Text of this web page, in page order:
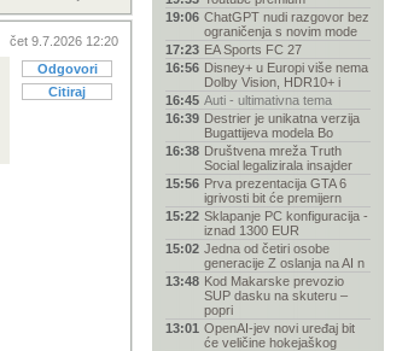
čet 9.7.2026 12:20
Odgovori
Citiraj
19:06 ChatGPT nudi razgovor bez
ograničenja s novim mode
17:23 EA Sports FC 27
16:56 Disney+ u Europi više nema
Dolby Vision, HDR10+ i
16:45 Auti - ultimativna tema
16:39 Destrier je unikatna verzija
Bugattijeva modela Bo
16:38 Društvena mreža Truth
Social legalizirala insajder
15:56 Prva prezentacija GTA 6
igrivosti bit će premijern
15:22 Sklapanje PC konfiguracija -
iznad 1300 EUR
15:02 Jedna od četiri osobe
generacije Z oslanja na AI n
13:48 Kod Makarske prevozio
SUP dasku na skuteru –
popri
13:01 OpenAI-jev novi uređaj bit
će veličine hokejaškog